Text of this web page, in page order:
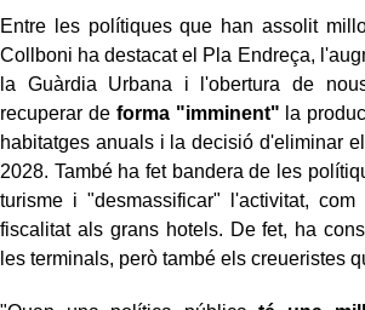
Entre les polítiques que han assolit
Collboni ha destacat el Pla Endreça,
la Guàrdia Urbana i l'obertura de
recuperar de forma "imminent" la
habitatges anuals i la decisió d'eliminar
2028. També ha fet bandera de les
turisme i "desmassificar" l'activitat,
fiscalitat als grans hotels. De fet, ha
les terminals, però també els creueristes